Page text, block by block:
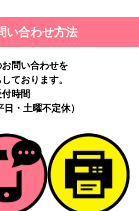
い合わせ方法
問い合わせを
ております。
付時間
・土曜不定休）